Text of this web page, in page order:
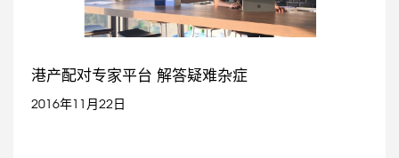
港产配对专家平台 解答疑难杂症
2016年11月22日